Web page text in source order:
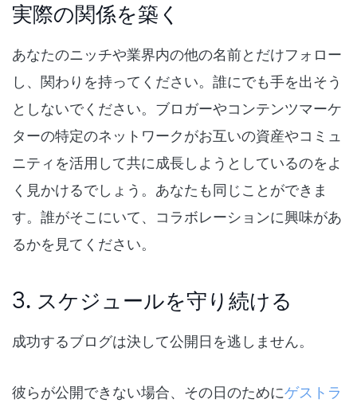
実際の関係を築く
あなたのニッチや業界内の他の名前とだけフォロー
し、関わりを持ってください。誰にでも手を出そう
としないでください。ブロガーやコンテンツマーケ
ターの特定のネットワークがお互いの資産やコミュ
ニティを活用して共に成長しようとしているのをよ
く見かけるでしょう。あなたも同じことができま
す。誰がそこにいて、コラボレーションに興味があ
るかを見てください。
3. スケジュールを守り続ける
成功するブログは決して公開日を逃しません。
彼らが公開できない場合、その日のためにゲストラ